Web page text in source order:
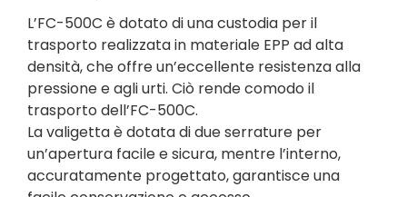
L’FC-500C è dotato di una custodia per il
trasporto realizzata in materiale EPP ad alta
densità, che offre un’eccellente resistenza alla
pressione e agli urti. Ciò rende comodo il
trasporto dell’FC-500C.
La valigetta è dotata di due serrature per
un’apertura facile e sicura, mentre l’interno,
accuratamente progettato, garantisce una